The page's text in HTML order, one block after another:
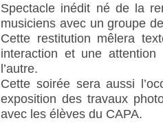
Spectacle inédit né de la
musiciens avec un groupe
Cette restitution mêlera
interaction et une
l’autre.
Cette soirée sera aussi
exposition des travaux
avec les élèves du CAPA.